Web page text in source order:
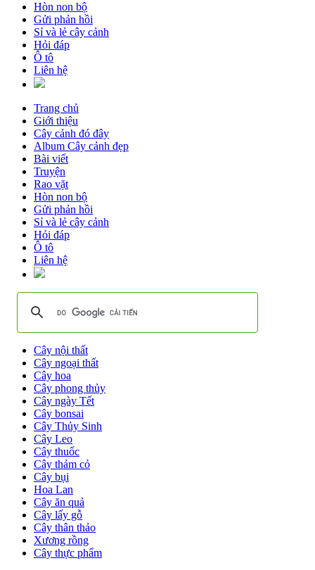
Hòn non bộ
Gửi phản hồi
Sỉ và lẻ cây cảnh
Hỏi đáp
Ô tô
Liên hệ
Trang chủ
Giới thiệu
Cây cảnh đó đây
Album Cây cảnh đẹp
Bài viết
Truyện
Rao vặt
Hòn non bộ
Gửi phản hồi
Sỉ và lẻ cây cảnh
Hỏi đáp
Ô tô
Liên hệ
Cây nội thất
Cây ngoại thất
Cây hoa
Cây phong thủy
Cây ngày Tết
Cây bonsai
Cây Thủy Sinh
Cây Leo
Cây thuốc
Cây thảm cỏ
Cây bụi
Hoa Lan
Cây ăn quả
Cây lấy gỗ
Cây thân thảo
Xương rồng
Cây thực phẩm